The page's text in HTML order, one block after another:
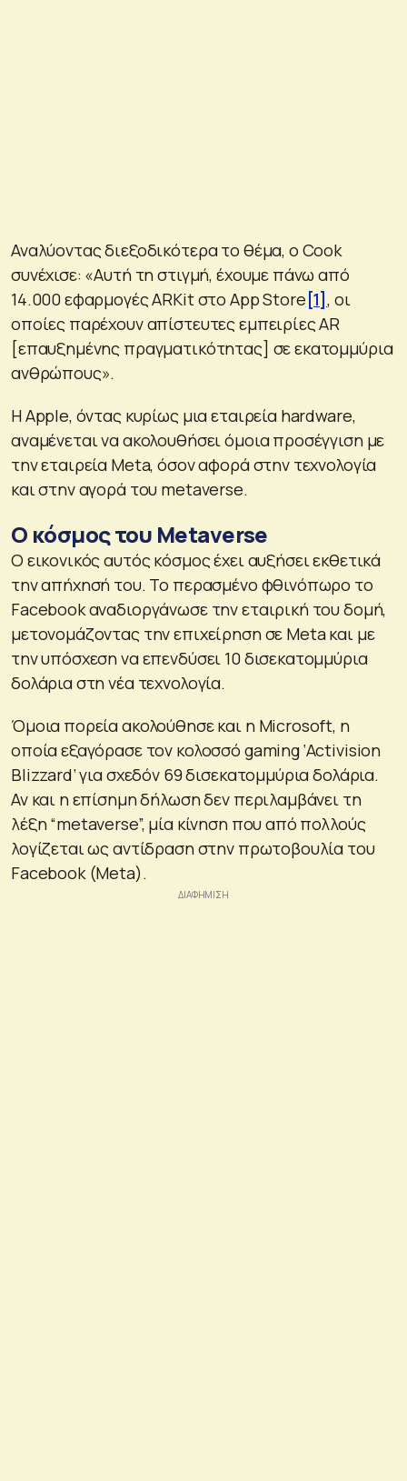
Αναλύοντας διεξοδικότερα το θέμα, ο Cook
συνέχισε: «Αυτή τη στιγμή, έχουμε πάνω από
14.000 εφαρμογές ARKit στο App Store [1], οι
οποίες παρέχουν απίστευτες εμπειρίες AR
[επαυξημένης πραγματικότητας] σε εκατομμύρια
ανθρώπους».
Η Apple, όντας κυρίως μια εταιρεία hardware,
αναμένεται να ακολουθήσει όμοια προσέγγιση με
την εταιρεία Meta, όσον αφορά στην τεχνολογία
και στην αγορά του metaverse.
Ο κόσμος του Metaverse
Ο εικονικός αυτός κόσμος έχει αυξήσει εκθετικά
την απήχησή του. Το περασμένο φθινόπωρο το
Facebook αναδιοργάνωσε την εταιρική του δομή,
μετονομάζοντας την επιχείρηση σε Meta και με
την υπόσχεση να επενδύσει 10 δισεκατομμύρια
δολάρια στη νέα τεχνολογία.
Όμοια πορεία ακολούθησε και η Microsoft, η
οποία εξαγόρασε τον κολοσσό gaming ‘Activision
Blizzard’ για σχεδόν 69 δισεκατομμύρια δολάρια.
Αν και η επίσημη δήλωση δεν περιλαμβάνει τη
λέξη “metaverse”, μία κίνηση που από πολλούς
λογίζεται ως αντίδραση στην πρωτοβουλία του
Facebook (Meta).